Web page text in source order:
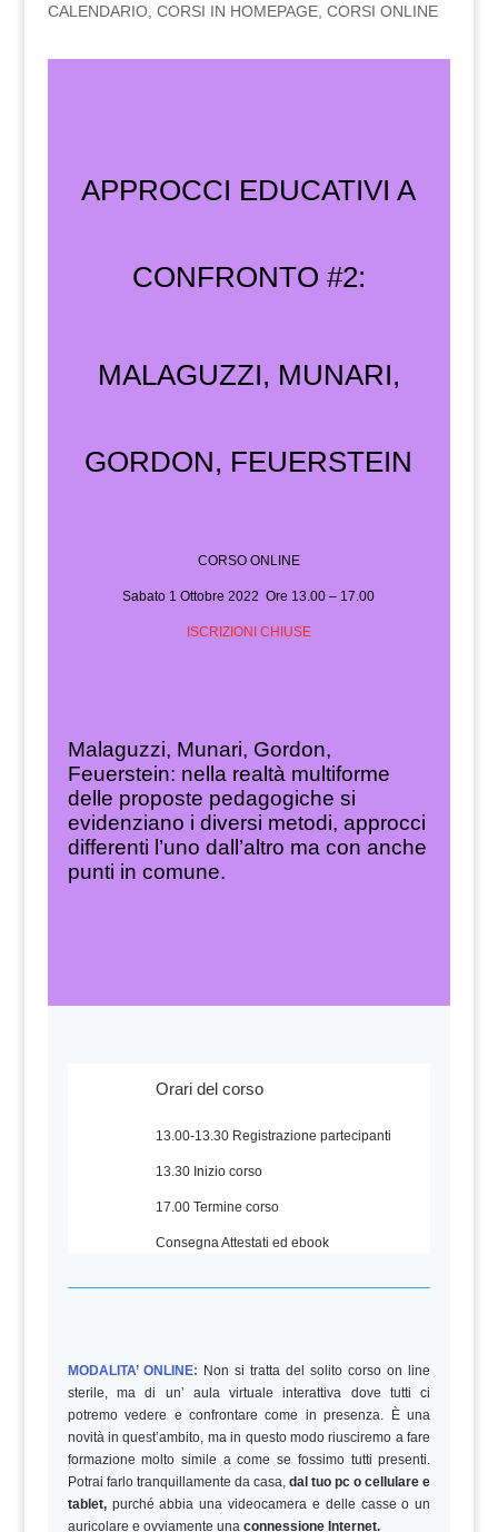
CALENDARIO, CORSI IN HOMEPAGE, CORSI ONLINE
APPROCCI EDUCATIVI A
CONFRONTO #2:
MALAGUZZI, MUNARI,
GORDON, FEUERSTEIN
CORSO ONLINE
Sabato 1 Ottobre 2022 Ore 13.00 – 17.00
ISCRIZIONI CHIUSE
Malaguzzi, Munari, Gordon,
Feuerstein: nella realtà multiforme
delle proposte pedagogiche si
evidenziano i diversi metodi, approcci
differenti l’uno dall’altro ma con anche
punti in comune.
Orari del corso
13.00-13.30 Registrazione partecipanti
13.30 Inizio corso
17.00 Termine corso
Consegna Attestati ed ebook
MODALITA’ ONLINE: Non si tratta del solito corso on line
sterile, ma di un’ aula virtuale interattiva dove tutti ci
potremo vedere e confrontare come in presenza. È una
novità in quest’ambito, ma in questo modo riusciremo a fare
formazione molto simile a come se fossimo tutti presenti.
Potrai farlo tranquillamente da casa, dal tuo pc o cellulare e
tablet,purché abbia una videocamera e delle casse o un
auricolare e ovviamente una connessione Internet.